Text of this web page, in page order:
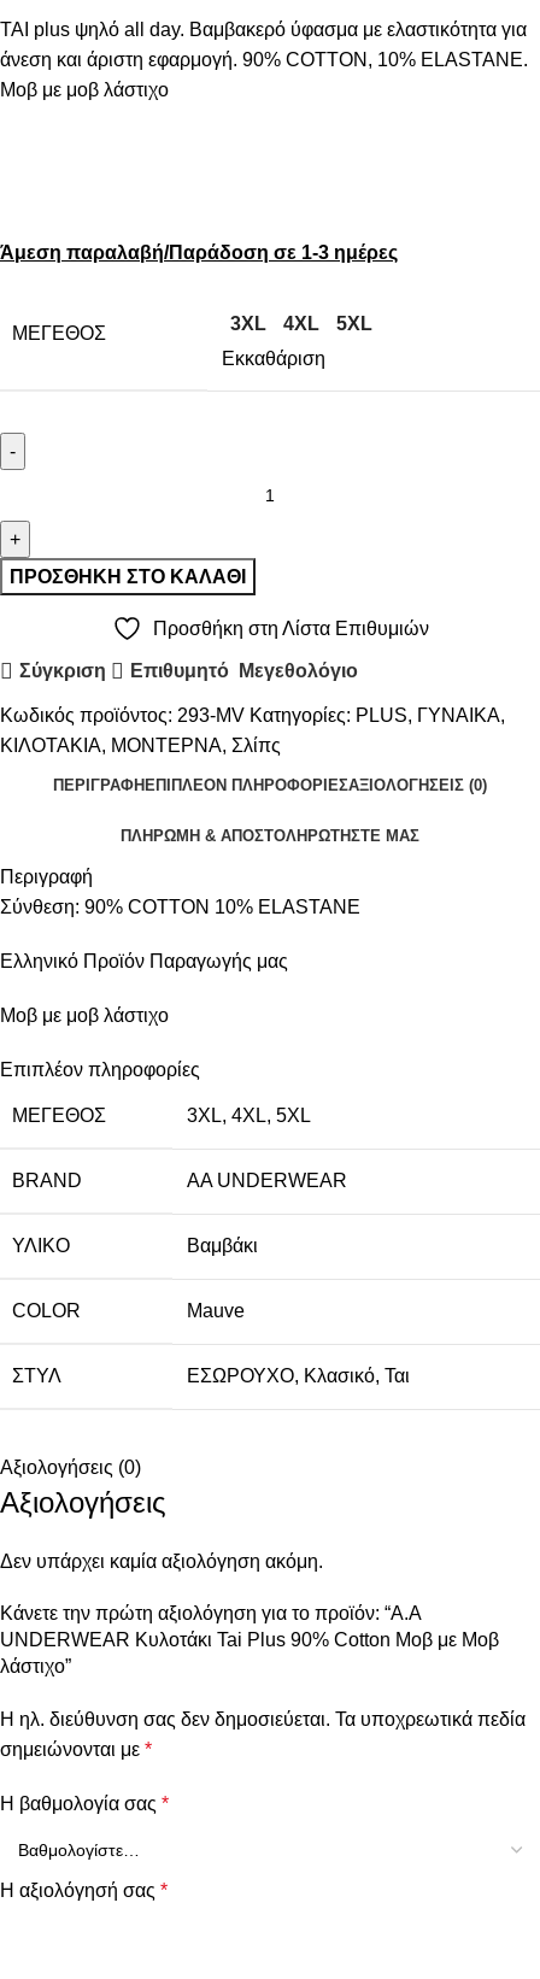
ΤΑΙ plus ψηλό all day. Βαμβακερό ύφασμα με ελαστικότητα για
άνεση και άριστη εφαρμογή. 90% COTTON, 10% ELASTANΕ.
Μοβ με μοβ λάστιχο
Άμεση παραλαβή/Παράδοση σε 1-3 ημέρες
ΜΈΓΕΘΟΣ 3XL 4XL
5XL
Εκκαθάριση
ΠΡΟΣΘΉΚΗ ΣΤΟ ΚΑΛΆΘΙ
Προσθήκη στη Λίστα Επιθυμιών
Σύγκριση Επιθυμητό Μεγεθολόγιο
Κωδικός προϊόντος: 293-MV Κατηγορίες: PLUS, ΓΥΝΑΙΚΑ,
ΚΙΛΟΤΑΚΙΑ, ΜΟΝΤΕΡΝΑ, Σλίπς
ΠΕΡΙΓΡΑΦΉ ΕΠΙΠΛΈΟΝ ΠΛΗΡΟΦΟΡΊΕΣΑΞΙΟΛΟΓΉΣΕΙΣ (0)
ΠΛΗΡΩΜΗ & ΑΠΟΣΤΟΛΗ ΡΩΤΉΣΤΕ ΜΑΣ
Περιγραφή
Σύνθεση: 90% COTTON 10% ELASTANE
Ελληνικό Προϊόν Παραγωγής μας
Μοβ με μοβ λάστιχο
Επιπλέον πληροφορίες
ΜΈΓΕΘΟΣ 3XL, 4XL, 5XL
BRAND AA UNDERWEAR
ΥΛΙΚΌ Βαμβάκι
COLOR Mauve
ΣΤΥΛ ΕΣΩΡΟΥΧΟ, Κλασικό, Ται
Αξιολογήσεις (0)
Αξιολογήσεις
Δεν υπάρχει καμία αξιολόγηση ακόμη.
Κάνετε την πρώτη αξιολόγηση για το προϊόν: “Α.A
UNDERWEAR Κυλοτάκι Tai Plus 90% Cotton Μοβ με Μοβ
λάστιχο”
Η ηλ. διεύθυνση σας δεν δημοσιεύεται. Τα υποχρεωτικά πεδία
σημειώνονται με *
Η βαθμολογία σας *
Η αξιολόγησή σας *